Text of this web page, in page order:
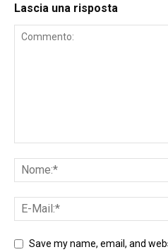
Lascia una risposta
Save my name, email, and